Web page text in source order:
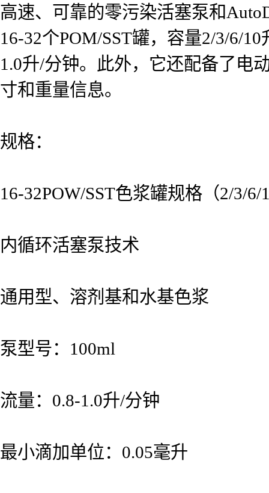
高速、可靠的零污染活塞泵和
16-32个POM/SST罐，容量2/3/6/
1.0升/分钟。此外，它还配备了电
寸和重量信息。
规格：
16-32POW/SST色浆罐规格（2/3/6/
内循环活塞泵技术
通用型、溶剂基和水基色浆
泵型号：100ml
流量：0.8-1.0升/分钟
最小滴加单位：0.05毫升